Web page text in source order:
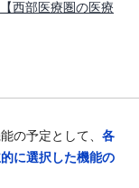
西部医療圏の医療
の予定として、 各
に選択した機能の